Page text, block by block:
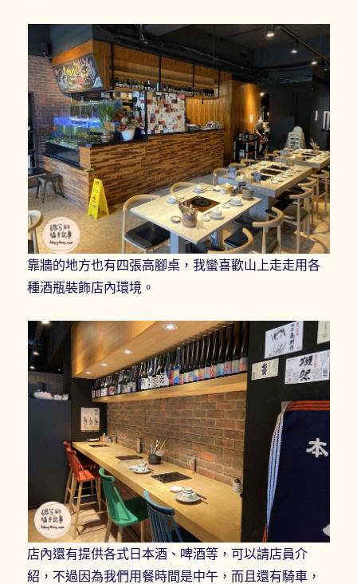
靠牆的地方也有四張高腳桌，我蠻喜歡山上走走用各
種酒瓶裝飾店內環境。
店內還有提供各式日本酒、啤酒等，可以請店員介
紹，不過因為我們用餐時間是中午，而且還有騎車，